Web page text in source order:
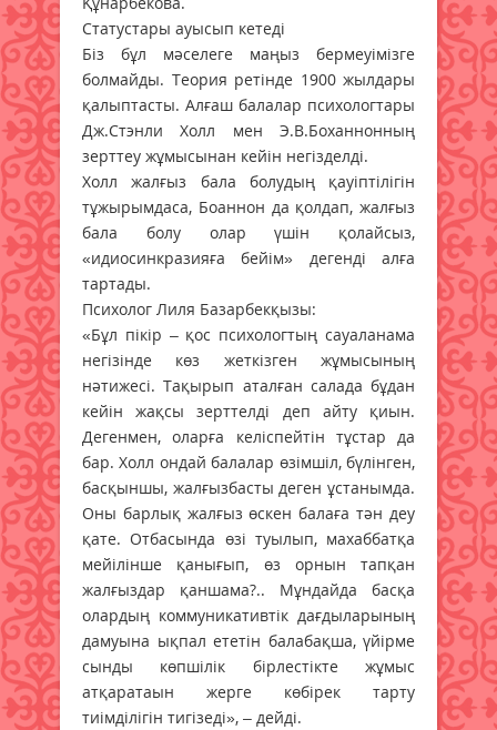
Статустары ауысып кетеді
Біз бұл мәселеге маңыз бермеуімізге
болмайды. Теория ретінде 1900 жылдары
қалыптасты. Алғаш балалар психологтары
Дж.Стэнли Холл мен Э.В.Боханнонның
зерттеу жұмысынан кейін негізделді.
Холл жалғыз бала болудың қауіптілігін
тұжырымдаса, Боаннон да қолдап, жалғыз
бала болу олар үшін қолайсыз,
«идиосинкразияға бейім» дегенді алға
тартады.
Психолог Лиля Базарбекқызы:
«Бұл пікір – қос психологтың сауаланама
негізінде көз жеткізген жұмысының
нәтижесі. Тақырып аталған салада бұдан
кейін жақсы зерттелді деп айту қиын.
Дегенмен, оларға келіспейтін тұстар да
бар. Холл ондай балалар өзімшіл, бүлінген,
басқыншы, жалғызбасты деген ұстанымда.
Оны барлық жалғыз өскен балаға тән деу
қате. Отбасында өзі туылып, махаббатқа
мейілінше қанығып, өз орнын тапқан
жалғыздар қаншама?.. Мұндайда басқа
олардың коммуникативтік дағдыларының
дамуына ықпал ететін балабақша, үйірме
сынды көпшілік бірлестікте жұмыс
атқаратаын жерге көбірек тарту
тиімділігін тигізеді», – дейді.